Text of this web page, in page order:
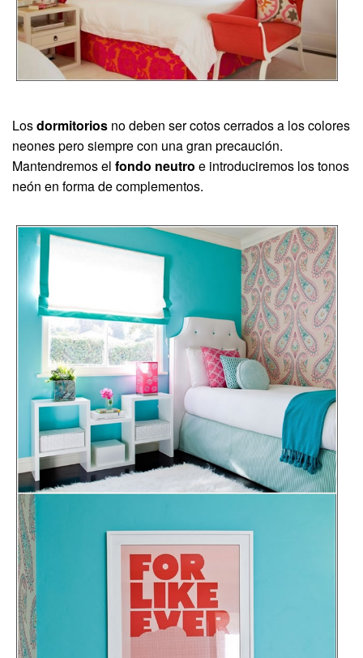
Losdormitorios no deben ser cotos cerrados a los colores
neones pero siempre con una gran precaución.
Mantendremos el fondo neutro e introduciremos los tonos
neón en forma de complementos.